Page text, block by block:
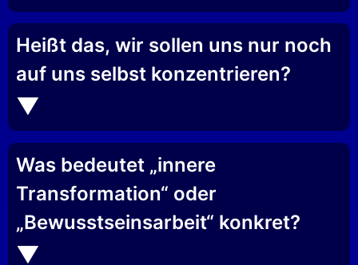
Heißt das, wir sollen uns nur noch
auf uns selbst konzentrieren?
Was bedeutet „innere
Transformation“ oder
„Bewusstseinsarbeit“ konkret?